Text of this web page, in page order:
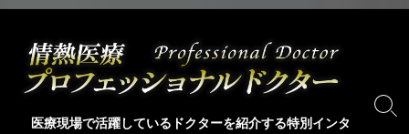
医療現場で活躍しているドクターを紹介する特別インタ
検